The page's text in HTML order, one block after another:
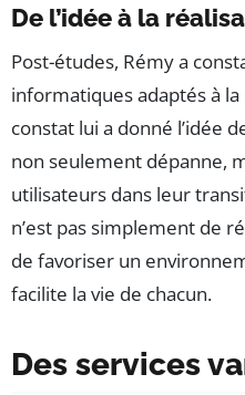
De l’idée à la
Post-études, Rémy a
informatiques adaptés à
constat lui a donné l’idée
non seulement dépanne,
utilisateurs dans leur
n’est pas simplement de
de favoriser un
facilite la vie de chacun.
Des services